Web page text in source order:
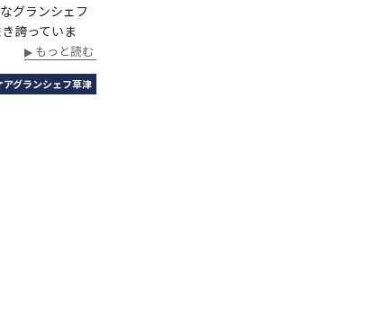
グランシェフ
誇っていま
もっと読む
グランシェフ草津